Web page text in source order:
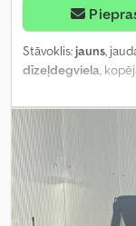
Stāvoklis: jauns,
dīzeļdegviela,
stabilitātes
filtrs